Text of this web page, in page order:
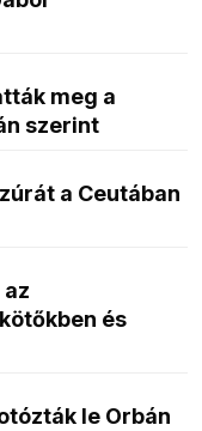
meg a
szerint
a Ceutában
és
le Orbán